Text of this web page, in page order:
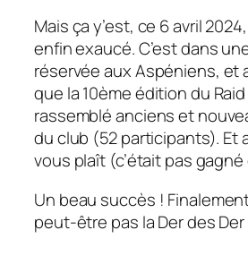
Mais ça y’est, ce 6 avril
enfin exaucé. C’est dans
réservée aux Aspéniens, et
que la 10ème édition du Raid
rassemblé anciens et
du club (52 participants). Et
vous plaît (c’était pas gagné
Un beau succès !
peut-être pas la Der des Der